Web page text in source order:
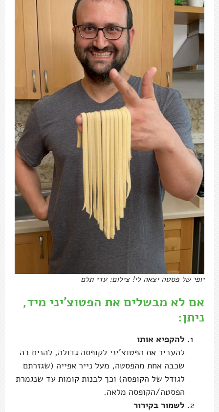
יופי של פסטה יצאה לי! צילום: עדי תלם
אם לא מבשלים את הפטוצ'יני מיד,
ניתן:
להקפיא אותו
להעביר את הפטוצ'יני לקופסה גדולה, להניח בה
שכבה אחת מהפסטה, מעל נייר אפייה (שגזרתם
לגודל של הקופסה) וכך לבנות קומות עד שנגמרת
הפסטה/הקופסה מלאה.
לשמור בקירור